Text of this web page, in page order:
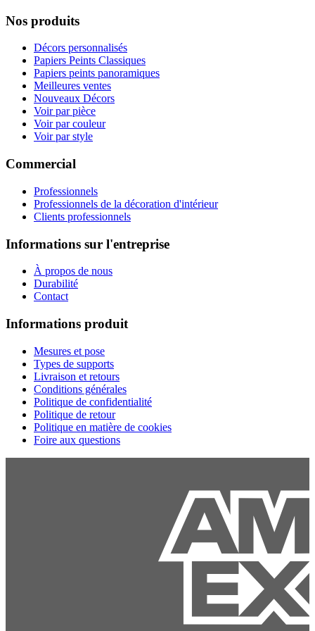
Nos produits
Décors personnalisés
Papiers Peints Classiques
Papiers peints panoramiques
Meilleures ventes
Nouveaux Décors
Voir par pièce
Voir par couleur
Voir par style
Commercial
Professionnels
Professionnels de la décoration d'intérieur
Clients professionnels
Informations sur l'entreprise
À propos de nous
Durabilité
Contact
Informations produit
Mesures et pose
Types de supports
Livraison et retours
Conditions générales
Politique de confidentialité
Politique de retour
Politique en matière de cookies
Foire aux questions